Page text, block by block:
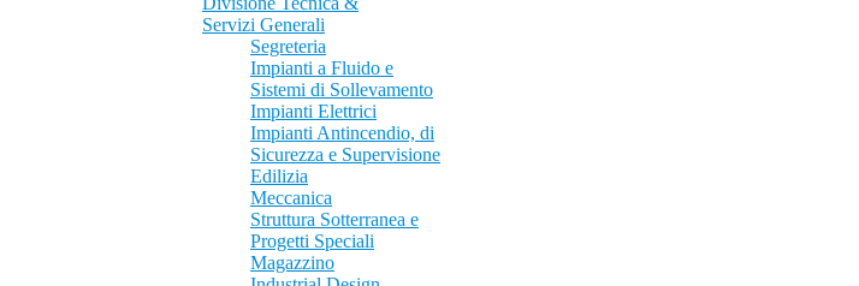
Servizi Generali
Segreteria
Impianti a Fluido e
Sistemi di Sollevamento
Impianti Elettrici
Impianti Antincendio, di
Sicurezza e Supervisione
Edilizia
Meccanica
Struttura Sotterranea e
Progetti Speciali
Magazzino